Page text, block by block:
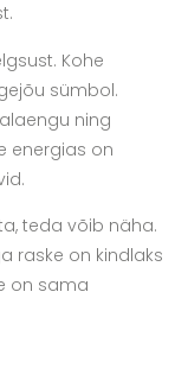
Kohe
sümbol.
ning
energias on
teda võib näha.
raske on kindlaks
on sama